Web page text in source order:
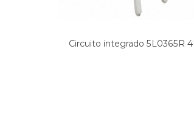
Circuito integrado 5L0365R